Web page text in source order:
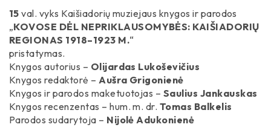
15 val. vyks Kaišiadorių muziejaus knygos ir parodos
„KOVOSE DĖL NEPRIKLAUSOMYBĖS: KAIŠIADORIŲ
REGIONAS 1918–1923 M.“
pristatymas.
Knygos autorius – Olijardas Lukoševičius
Knygos redaktorė – Aušra Grigonienė
Knygos ir parodos maketuotojas – Saulius Jankauskas
Knygos recenzentas – hum. m. dr. Tomas Balkelis
Parodos sudarytoja – Nijolė Adukonienė